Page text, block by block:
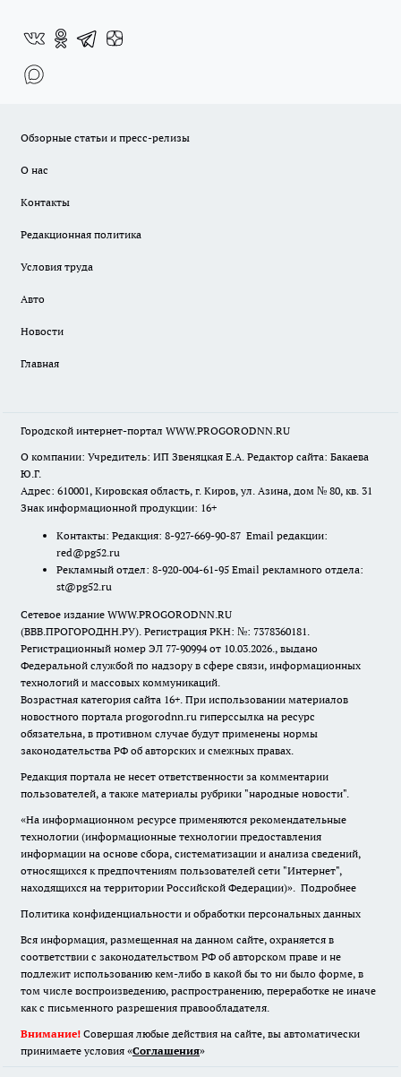
Обзорные статьи и пресс-релизы
О нас
Контакты
Редакционная политика
Условия труда
Авто
Новости
Главная
Городской интернет-портал WWW.PROGORODNN.RU
О компании: Учредитель: ИП Звеняцкая Е.А. Редактор сайта: Бакаева
Ю.Г.
Адрес: 610001, Кировская область, г. Киров, ул. Азина, дом № 80, кв. 31
Знак информационной продукции: 16+
Контакты: Редакция: 8-927-669-90-87 Email редакции:
red@pg52.ru
Рекламный отдел: 8-920-004-61-95 Email рекламного отдела:
st@pg52.ru
Сетевое издание WWW.PROGORODNN.RU
(ВВВ.ПРОГОРОДНН.РУ). Регистрация РКН: №: 7378360181.
Регистрационный номер ЭЛ 77-90994 от 10.03.2026., выдано
Федеральной службой по надзору в сфере связи, информационных
технологий и массовых коммуникаций.
Возрастная категория сайта 16+. При использовании материалов
новостного портала progorodnn.ru гиперссылка на ресурс
обязательна, в противном случае будут применены нормы
законодательства РФ об авторских и смежных правах.
Редакция портала не несет ответственности за комментарии
пользователей, а также материалы рубрики "народные новости".
«На информационном ресурсе применяются рекомендательные
технологии (информационные технологии предоставления
информации на основе сбора, систематизации и анализа сведений,
относящихся к предпочтениям пользователей сети "Интернет",
находящихся на территории Российской Федерации)». Подробнее
Политика конфиденциальности и обработки персональных данных
Вся информация, размещенная на данном сайте, охраняется в
соответствии с законодательством РФ об авторском праве и не
подлежит использованию кем-либо в какой бы то ни было форме, в
том числе воспроизведению, распространению, переработке не иначе
как с письменного разрешения правообладателя.
Внимание! Совершая любые действия на сайте, вы автоматически
принимаете условия «Cоглашения»